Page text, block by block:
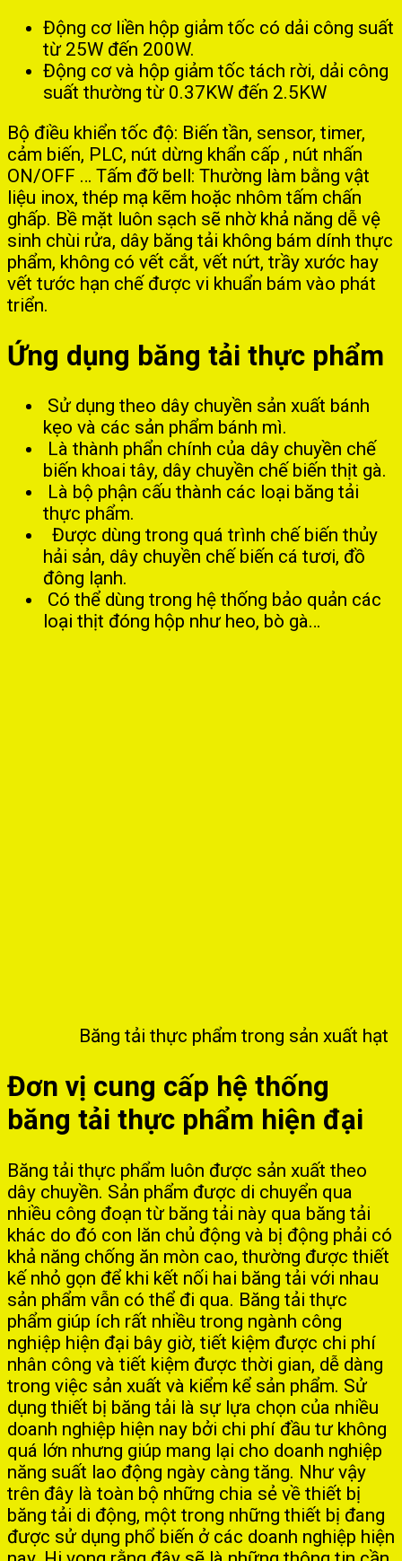
Động cơ liền hộp giảm tốc có dải công suất
từ 25W đến 200W.
Động cơ và hộp giảm tốc tách rời, dải công
suất thường từ 0.37KW đến 2.5KW
Bộ điều khiển tốc độ: Biến tần, sensor, timer,
cảm biến, PLC, nút dừng khẩn cấp , nút nhấn
ON/OFF … Tấm đỡ bell: Thường làm bằng vật
liệu inox, thép mạ kẽm hoặc nhôm tấm chấn
ghấp. Bề mặt luôn sạch sẽ nhờ khả năng dễ vệ
sinh chùi rửa, dây băng tải không bám dính thực
phẩm, không có vết cắt, vết nứt, trầy xước hay
vết tước hạn chế được vi khuẩn bám vào phát
triển.
Ứng dụng băng tải thực phẩm
Sử dụng theo dây chuyền sản xuất bánh
kẹo và các sản phẩm bánh mì.
Là thành phẩn chính của dây chuyền chế
biến khoai tây, dây chuyền chế biến thịt gà.
Là bộ phận cấu thành các loại băng tải
thực phẩm.
Được dùng trong quá trình chế biến thủy
hải sản, dây chuyền chế biến cá tươi, đồ
đông lạnh.
Có thể dùng trong hệ thống bảo quản các
loại thịt đóng hộp như heo, bò gà…
Băng tải thực phẩm trong sản xuất hạt
Đơn vị cung cấp hệ thống
băng tải thực phẩm hiện đại
Băng tải thực phẩm luôn được sản xuất theo
dây chuyền. Sản phẩm được di chuyển qua
nhiều công đoạn từ băng tải này qua băng tải
khác do đó con lăn chủ động và bị động phải có
khả năng chống ăn mòn cao, thường được thiết
kế nhỏ gọn để khi kết nối hai băng tải với nhau
sản phẩm vẫn có thể đi qua. Băng tải thực
phẩm giúp ích rất nhiều trong ngành công
nghiệp hiện đại bây giờ, tiết kiệm được chi phí
nhân công và tiết kiệm được thời gian, dễ dàng
trong việc sản xuất và kiểm kể sản phẩm. Sử
dụng thiết bị băng tải là sự lựa chọn của nhiều
doanh nghiệp hiện nay bởi chi phí đầu tư không
quá lớn nhưng giúp mang lại cho doanh nghiệp
năng suất lao động ngày càng tăng. Như vậy
trên đây là toàn bộ những chia sẻ về thiết bị
băng tải di động, một trong những thiết bị đang
được sử dụng phổ biến ở các doanh nghiệp hiện